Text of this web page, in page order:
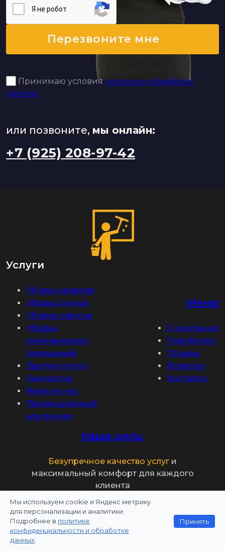
Я нe poбoт
Перезвоните мне
Принимаю условия политики обработки
данных
или позвоните, мы онлайн:
+7 (925) 208-97-42
Услуги
Уборка квартир
Уборка домов
Уборка офисов
Уборка
коммерческих
помещений
Другие услуги
Химчистка
Жена на час
Промышленный
альпинизм
Меню
О компании
Портфолио
Отзывы
Вопросы
Контакты
Наша цель:
Безупречное качество услуг и
максимальный комфорт для каждого
клиента
Политика конфиденциальности
Информация на сайте не является публичной
Мы используем cookie и Яндекс метрику
для персонализации и аналитики.
Подробнее в политике
конфиденциальности и обработке
данных
Принять